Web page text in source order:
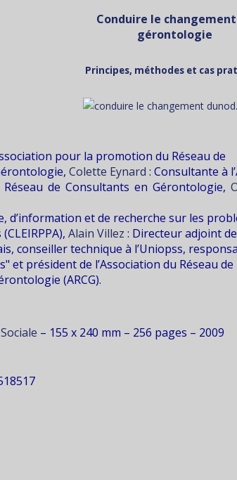
Conduire le
gérontologie
Principes, méthodes et cas
pour la promotion du Réseau de
Colette Eynard: Consultante à
de Consultants en Gérontologie,
d’information et de recherche sur les
,Alain Villez: Directeur adjoint
conseiller technique à l’Uniopss,
et président de l’Association du Réseau de
(ARCG).
– 155 x 240 mm – 256 pages – 2009